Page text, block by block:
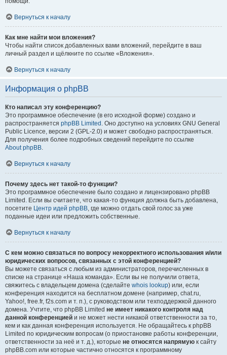
Вернуться к началу
Как мне найти мои вложения?
Чтобы найти список добавленных вами вложений, перейдите в ваш
личный раздел и щёлкните по ссылке «Вложения».
Вернуться к началу
Информация о phpBB
Кто написал эту конференцию?
Это программное обеспечение (в его исходной форме) создано и
распространяется phpBB Limited . Оно доступно на условиях GNU General
Public Licence, версии 2 (GPL-2.0) и может свободно распространяться.
Для получения более подробных сведений перейдите по ссылке
About phpBB.
Вернуться к началу
Почему здесь нет такой-то функции?
Это программное обеспечение было создано и лицензировано phpBB
Limited. Если вы считаете, что какая-то функция должна быть добавлена,
посетите Центр идей phpBB, где можно отдать свой голос за уже
поданные идеи или предложить собственные.
Вернуться к началу
С кем можно связаться по вопросу некорректного использования и/или
юридических вопросов, связанных с этой конференцией?
Вы можете связаться с любым из администраторов, перечисленных в
списке на странице «Наша команда». Если вы не получили ответа,
свяжитесь с владельцем домена (сделайте whois lookup) или, если
конференция находится на бесплатном домене (например, chat.ru,
Yahoo!, free.fr, f2s.com и т. п.), с руководством или техподдержкой данного
домена. Учтите, что phpBB Limited не имеет никакого контроля над
данной конференцией и не может нести никакой ответственности за то,
кем и как данная конференция используется. Не обращайтесь к phpBB
Limited по юридическим вопросам (о приостановке работы конференции,
ответственности за неё и т. д.), которые не относятся напрямую к сайту
phpBB.com или которые частично относятся к программному